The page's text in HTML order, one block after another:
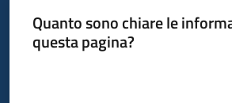
Quanto sono chiare le
questa pagina?